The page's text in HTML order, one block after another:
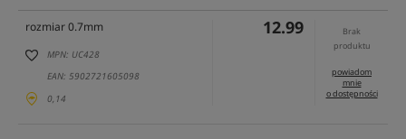
rozmiar 0.7mm
MPN: UC428
EAN: 5902721605098
0,14
12.99
Brak
produktu
powiadom
mnie
o dostępności